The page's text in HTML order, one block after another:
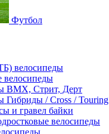
Футбол
велосипеды
BMX, Стрит, Дерт
Гибриды / Cross / Touring
и гравел байки
велосипеды